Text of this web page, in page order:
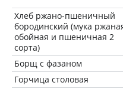
Хлеб ржано-пшеничный
бородинский (мука
обойная и пшеничная 2
сорта)
Борщ с фазаном
Горчица столовая